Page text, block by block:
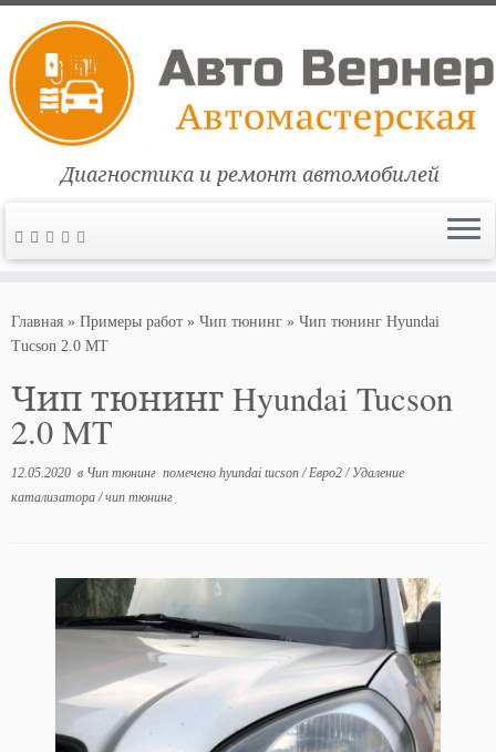
содержимому
Диагностика и ремонт автомобилей
Главная » Примеры работ » Чип тюнинг » Чип тюнинг Hyundai
Tucson 2.0 MT
Чип тюнинг Hyundai Tucson
2.0 MT
12.05.2020 в Чип тюнинг помечено hyundai tucson / Евро2 / Удаление
катализатора /чип тюнинг